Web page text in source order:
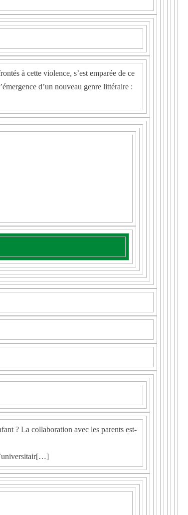
à cette violence, s’est emparée de ce
d’un nouveau genre littéraire :
? La collaboration avec les parents est-